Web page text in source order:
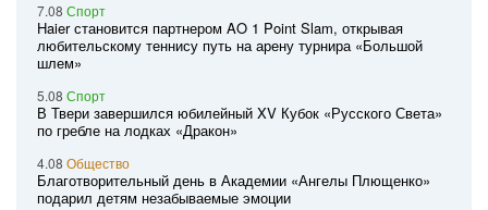
7.08 Спорт
Haier становится партнером AO 1 Point Slam, открывая
любительскому теннису путь на арену турнира «Большой
шлем»
5.08 Спорт
В Твери завершился юбилейный XV Кубок «Русского Света»
по гребле на лодках «Дракон»
4.08 Общество
Благотворительный день в Академии «Ангелы Плющенко»
подарил детям незабываемые эмоции